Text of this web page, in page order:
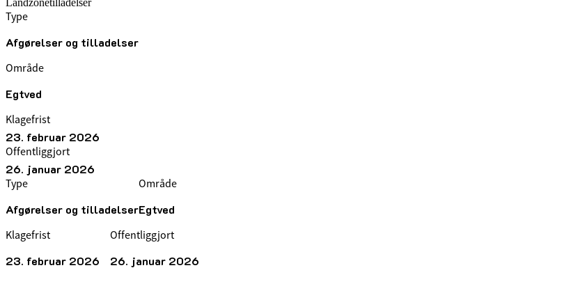
Landzonetilladelser
Type
Afgørelser og tilladelser
Område
Egtved
Klagefrist
23. februar 2026
Offentliggjort
26. januar 2026
Type
Afgørelser og tilladelser
Område
Egtved
Klagefrist
23. februar 2026
Offentliggjort
26. januar 2026